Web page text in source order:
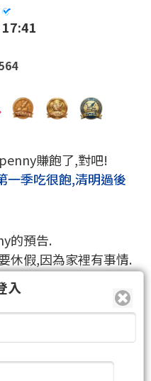
賺飽了,對吧!
一季吃很飽,清明過後
的預告.
休假,因為家裡有事情.
誕生.
可以重新回到戰場.
週（延長到4/19）.
回到戰場!
入交易!
入